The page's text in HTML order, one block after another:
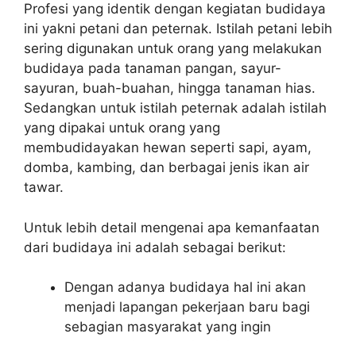
Profesi yang identik dengan kegiatan budidaya
ini yakni petani dan peternak. Istilah petani lebih
sering digunakan untuk orang yang melakukan
budidaya pada tanaman pangan, sayur-
sayuran, buah-buahan, hingga tanaman hias.
Sedangkan untuk istilah peternak adalah istilah
yang dipakai untuk orang yang
membudidayakan hewan seperti sapi, ayam,
domba, kambing, dan berbagai jenis ikan air
tawar.
Untuk lebih detail mengenai apa kemanfaatan
dari budidaya ini adalah sebagai berikut:
Dengan adanya budidaya hal ini akan
menjadi lapangan pekerjaan baru bagi
sebagian masyarakat yang ingin